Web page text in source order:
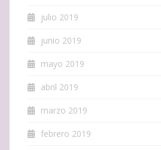
julio 2019
junio 2019
mayo 2019
abril 2019
marzo 2019
febrero 2019